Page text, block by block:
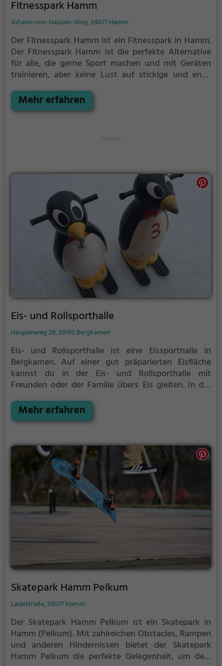
Fitnesspark Hamm
Johann-von-Hausen-Weg, 59077 Hamm
Der Fitnesspark Hamm ist ein Fitnesspark in Hamm.
Der Fitnesspark Hamm ist die perfekte Alternative
für alle, die gerne Sport machen und mit Geräten
trainieren, aber keine Lust auf stickige und enge
Mehr erfahren
Eis- und Rollsporthalle
Häupenweg 29, 59192 Bergkamen
Eis- und Rollsporthalle ist eine Eissporthalle in
Bergkamen. Auf einer gut präparierten Eisfläche
kannst du in der Eis- und Rollsporthalle mit
Freunden oder der Familie übers Eis gleiten. In der
Familie geboten. Kleinere Kinder oder Anfänger
können sich mit Laufhilfen aufs Eis wagen.
Mehr erfahren
Skatepark Hamm Pelkum
Ladestraße, 59077 Hamm
Der Skatepark Hamm Pelkum ist ein Skatepark in
Hamm (Pelkum). Mit zahlreichen Obstacles, Rampen
und anderen Hindernissen bietet der Skatepark
Hamm Pelkum die perfekte Gelegenheit, um dein